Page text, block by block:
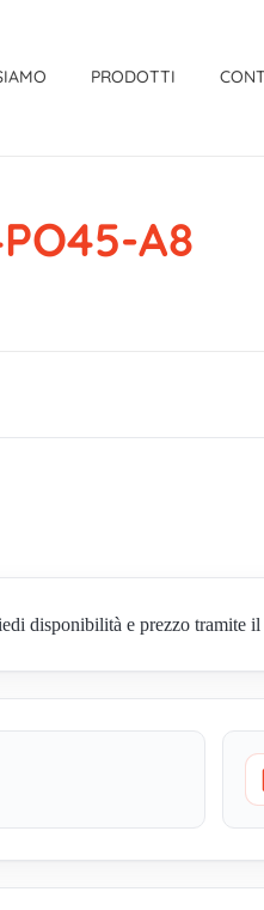
PRODOTTI
A8
disponibilità e prezzo tramite